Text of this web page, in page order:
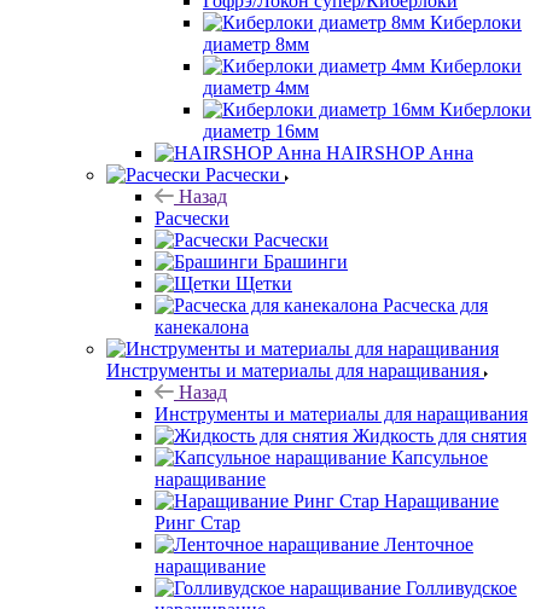
Киберлоки
диаметр 8мм
Киберлоки
диаметр 4мм
Киберлоки
диаметр 16мм
HAIRSHOP Анна
Расчески
Назад
Расчески
Расчески
Брашинги
Щетки
Расческа для
канекалона
Инструменты и материалы для наращивания
Назад
Инструменты и материалы для наращивания
Жидкость для снятия
Капсульное
наращивание
Наращивание
Ринг Стар
Ленточное
наращивание
Голливудское